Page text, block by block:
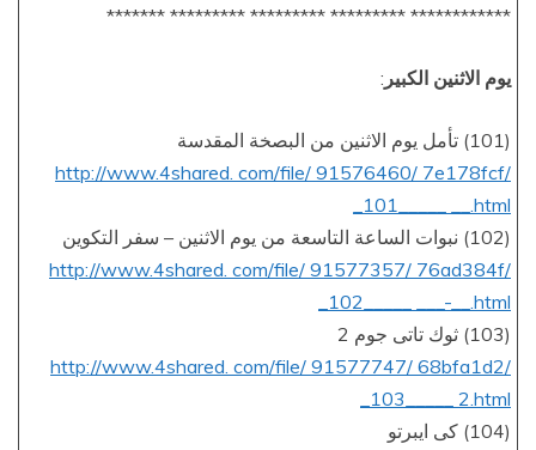
************ ********* ********* ********* *******
يوم الاثنين الكبير :
(101) تأمل يوم الاثنين من البصخة المقدسة
http://www.4shared. com/file/ 91576460/ 7e178fcf/
_101_____ __.html
(102) نبوات الساعة التاسعة من يوم الاثنين – سفر التكوين
http://www.4shared. com/file/ 91577357/ 76ad384f/
_102_____ ___-__.html
(103) ثوك تاتى جوم 2
http://www.4shared. com/file/ 91577747/ 68bfa1d2/
_103_____ 2.html
(104) كى ايبرتو